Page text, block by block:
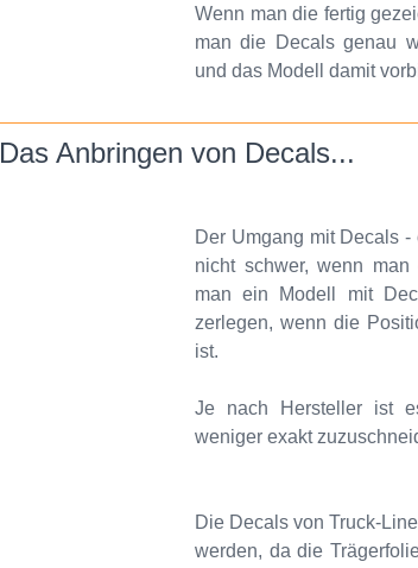
Wenn man die fertig
man die Decals genau
und das Modell damit
Das Anbringen von Decals...
Der Umgang mit Decals
nicht schwer, wenn man
man ein Modell mit
zerlegen, wenn die
ist.
Je nach Hersteller ist
weniger exakt
Die Decals von Truck-
werden, da die